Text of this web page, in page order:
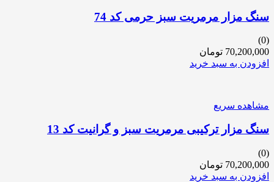
سنگ مزار مرمریت سبز حرمی کد 74
(0)
70,200,000 تومان
افزودن به سبد خرید
مشاهده سریع
سنگ مزار ترکیبی مرمریت سبز و گرانیت کد 13
(0)
70,200,000 تومان
افزودن به سبد خرید